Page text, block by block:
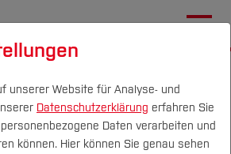
Menü aufklappen
unserer Website für Analyse- und
Datenschutzerklärung erfahren Sie
Daten verarbeiten und
können. Hier können Sie genau sehen